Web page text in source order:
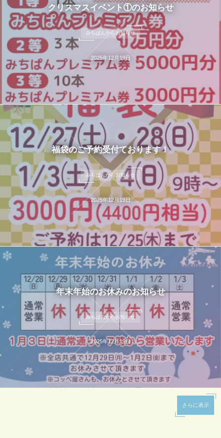
クリスマスイベント①のお知らせ
みちぱんからお知らせ
2025年12月19日
福袋のご予約受付ております！
みちぱんからお知らせ
2025年12月19日
年末年始のお休みのお知らせ
みちぱんからお知らせ
2025年12月19日
さらに表示